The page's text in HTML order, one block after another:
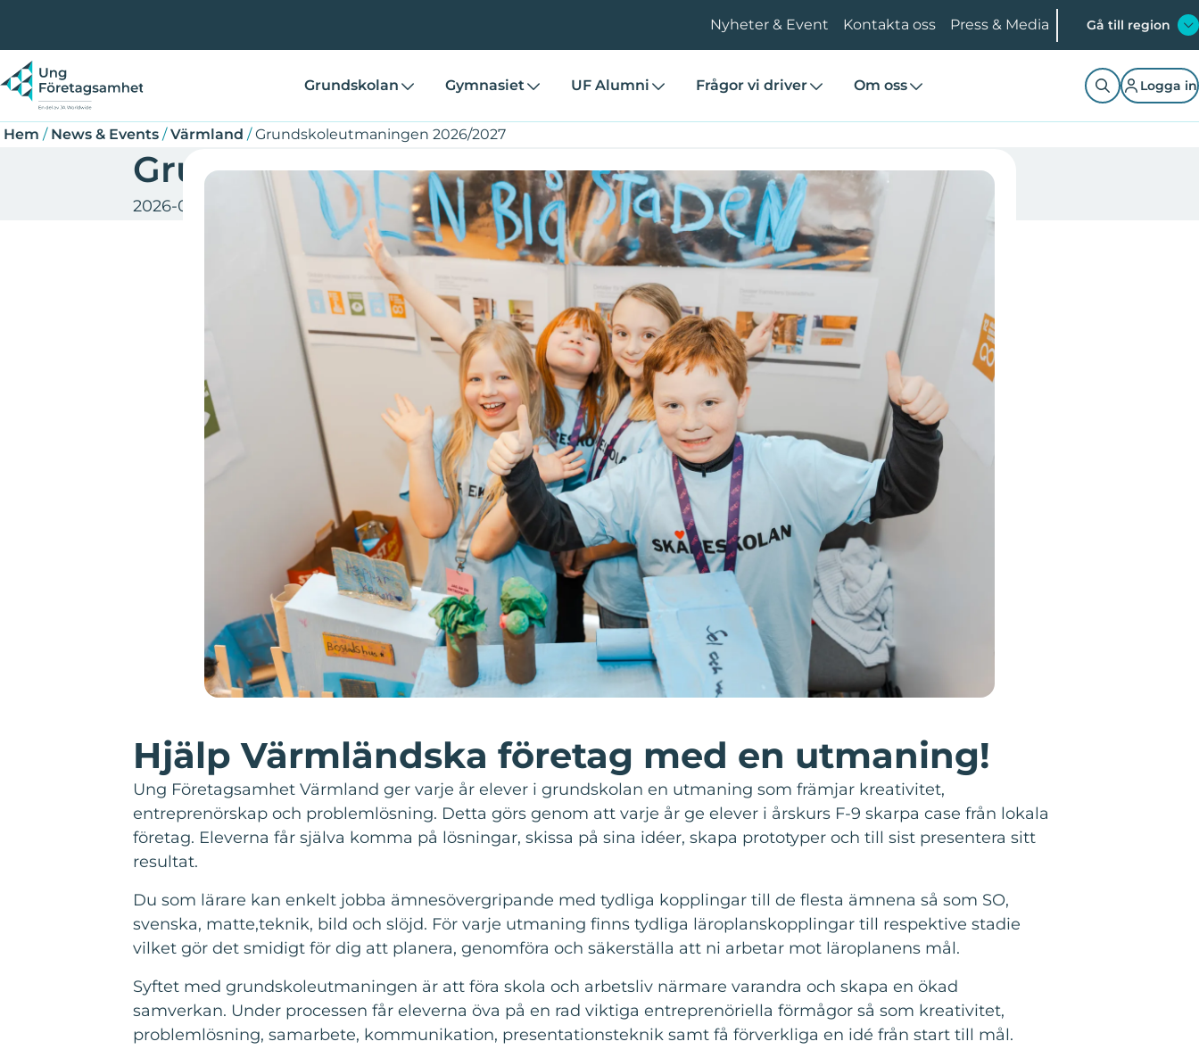
Nyheter & Event Kontakta oss Press & Media Gå till region
Grundskolan Gymnasiet UF Alumni Frågor vi driver Om oss Logga in
Hem / News & Events / Värmland / Grundskoleutmaningen 2026/2027
Grundskoleutmaningen 2026/2027
2026-05-19
Hjälp Värmländska företag med en utmaning!
Ung Företagsamhet Värmland ger varje år elever i grundskolan en utmaning som främjar kreativitet,
entreprenörskap och problemlösning. Detta görs genom att varje år ge elever i årskurs F-9 skarpa case från lokala
företag. Eleverna får själva komma på lösningar, skissa på sina idéer, skapa prototyper och till sist presentera sitt
resultat.
Du som lärare kan enkelt jobba ämnesövergripande med tydliga kopplingar till de flesta ämnena så som SO,
svenska, matte,teknik, bild och slöjd. För varje utmaning finns tydliga läroplanskopplingar till respektive stadie
vilket gör det smidigt för dig att planera, genomföra och säkerställa att ni arbetar mot läroplanens mål.
Syftet med grundskoleutmaningen är att föra skola och arbetsliv närmare varandra och skapa en ökad
samverkan. Under processen får eleverna öva på en rad viktiga entreprenöriella förmågor så som kreativitet,
problemlösning, samarbete, kommunikation, presentationsteknik samt få förverkliga en idé från start till mål.